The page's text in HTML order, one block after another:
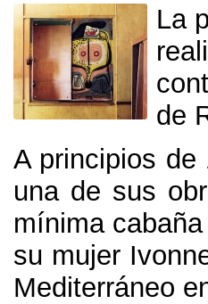
La
de
A principios de
una de sus
mínima
su mujer
Mediterráneo